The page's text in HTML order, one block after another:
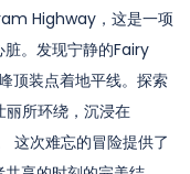
Highway，这是一项
脏。发现宁静的Fairy
顶装点着地平线。探索
所环绕，沉浸在
这次难忘的冒险提供了